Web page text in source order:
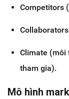
Competitors
Climate (môi
tham gia).
Mô hình